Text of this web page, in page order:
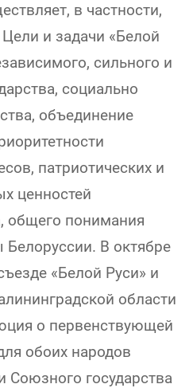
в частности,
и задачи «Белой
сильного и
социально
объединение
патриотических и
ценностей
общего понимания
Белоруссии. В октябре
«Белой Руси» и
области
о первенствующей
обоих народов
Союзного государства